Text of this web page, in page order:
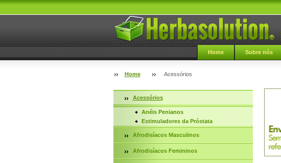
Home Sobre nós
Home Acessórios
Acessórios
Anéis Penianos
Estimuladores da Próstata
Afrodisíacos Masculinos
Afrodisíacos Femininos